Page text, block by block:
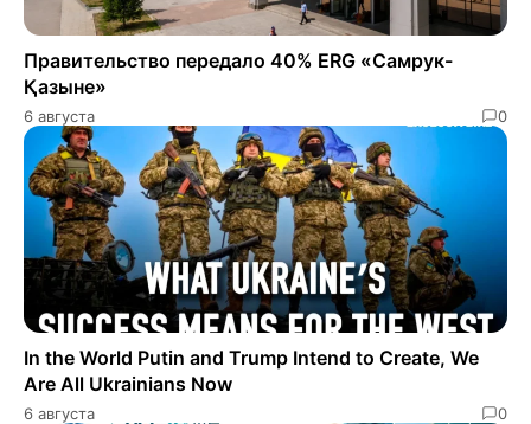
Правительство передало 40% ERG «Самрук-
Қазыне»
6 августа 0
In the World Putin and Trump Intend to Create, We
Are All Ukrainians Now
6 августа 0